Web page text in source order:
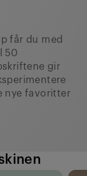
får du med
50
gir
nye favoritter